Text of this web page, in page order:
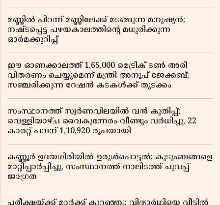
മണ്ണിൽ പിറന്ന് മണ്ണിലേക്ക് മടങ്ങുന്ന മനുഷ്യൻ;
നഷ്ടപ്പെട്ട പഴയകാലത്തിൻ്റെ മധുരിക്കുന്ന
ഓർമക്കുറിപ്പ്
ഈ ഓണക്കാലത്ത് 1,65,000 മെട്രിക് ടൺ അരി
വിതരണം ചെയ്യുമെന്ന് മന്ത്രി അനൂപ് ജേക്കബ്;
സഞ്ചരിക്കുന്ന റേഷൻ കടകൾക്ക് തുടക്കം
സംസ്ഥാനത്ത് സ്വർണവിലയിൽ വൻ കുതിപ്പ്;
വെള്ളിയാഴ്ച വൈകുന്നേരം വീണ്ടും വർധിച്ചു, 22
കാരറ്റ് പവന് 1,10,920 രൂപയായി
കണ്ണൂർ ഉദയഗിരിയിൽ ഉരുൾപൊട്ടൽ; കുടുംബങ്ങളെ
മാറ്റിപ്പാർപ്പിച്ചു, സംസ്ഥാനത്ത് നാലിടത്ത് ചുവപ്പ്
ജാഗ്രത